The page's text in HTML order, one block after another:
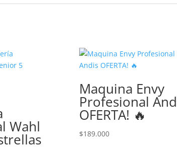
Wahl
Maquina Envy
Profesional
OFERTA! 🔥
$189.000